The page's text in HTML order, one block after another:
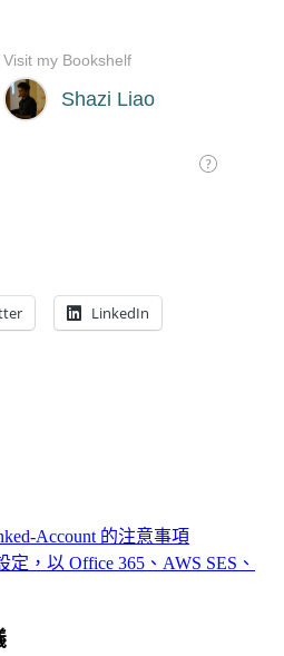
LinkedIn
Account 的注意事項
，以 Office 365、AWS SES、